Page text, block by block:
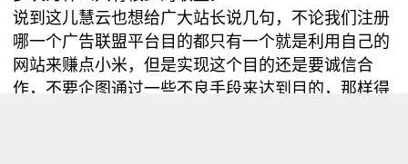
说到这儿慧云也想给广大站长说几句，不论我们注册
哪一个广告联盟平台目的都只有一个就是利用自己的
网站来赚点小米，但是实现这个目的还是要诚信合
作，不要企图通过一些不良手段来达到目的，那样得